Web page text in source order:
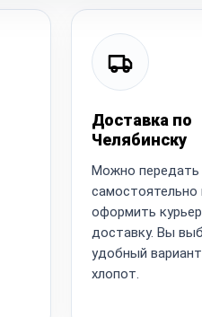
Доставка по
Челябинску
Можно передать
самостоятельно
оформить
доставку. Вы
удобный
хлопот.